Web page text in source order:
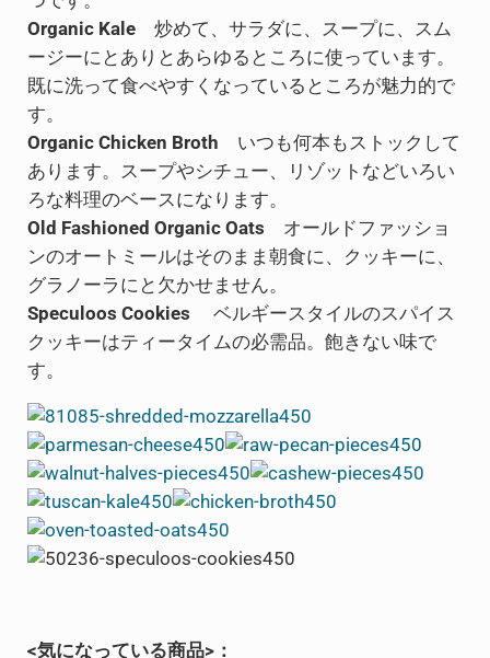
Organic Kale炒めて、サラダに、スープに、スム
ージーにとありとあらゆるところに使っています。
既に洗って食べやすくなっているところが魅力的で
す。
Organic Chicken Broth いつも何本もストックして
あります。スープやシチュー、リゾットなどいろい
ろな料理のベースになります。
Old Fashioned Organic Oats オールドファッショ
ンのオートミールはそのまま朝食に、クッキーに、
グラノーラにと欠かせません。
Speculoos Cookies ベルギースタイルのスパイス
クッキーはティータイムの必需品。飽きない味で
す。
<気になっている商品>：